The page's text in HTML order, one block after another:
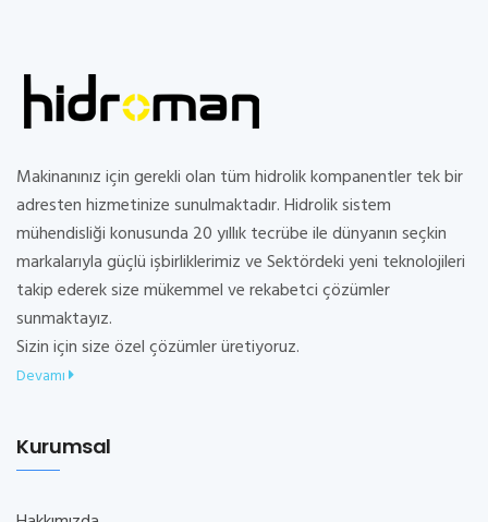
Makinanınız için gerekli olan tüm hidrolik kompanentler tek bir
adresten hizmetinize sunulmaktadır. Hidrolik sistem
mühendisliği konusunda 20 yıllık tecrübe ile dünyanın seçkin
markalarıyla güçlü işbirliklerimiz ve Sektördeki yeni teknolojileri
takip ederek size mükemmel ve rekabetci çözümler
sunmaktayız.
Sizin için size özel çözümler üretiyoruz.
Devamı
Kurumsal